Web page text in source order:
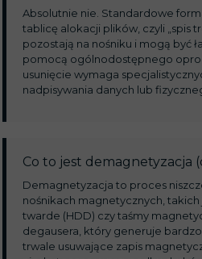
Absolutnie nie. Standardowe
tablicę alokacji plików, czyli „spis
pozostają na nośniku i mogą być
pomocą ogólnodostępnego
usunięcie wymaga
nadpisywania danych lub
Co to jest demagnetyzacja
Demagnetyzacja to proces
nośnikach magnetycznych,
twarde (HDD) czy taśmy
degausera, który generuje
trwale usuwające zapis